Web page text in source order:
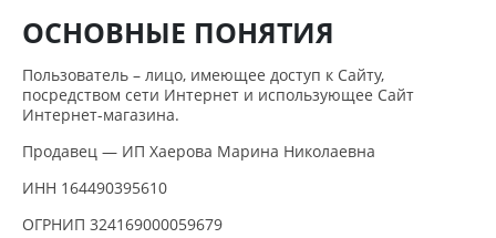
ОСНОВНЫЕ ПОНЯТИЯ
Пользователь – лицо, имеющее доступ к Сайту,
посредством сети Интернет и использующее Сайт
Интернет-магазина.
Продавец — ИП Хаерова Марина Николаевна
ИНН 164490395610
ОГРНИП 324169000059679